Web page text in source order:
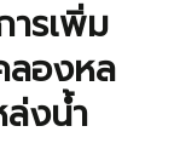
ารเพิ่ม
ลองหล
งน้ำ